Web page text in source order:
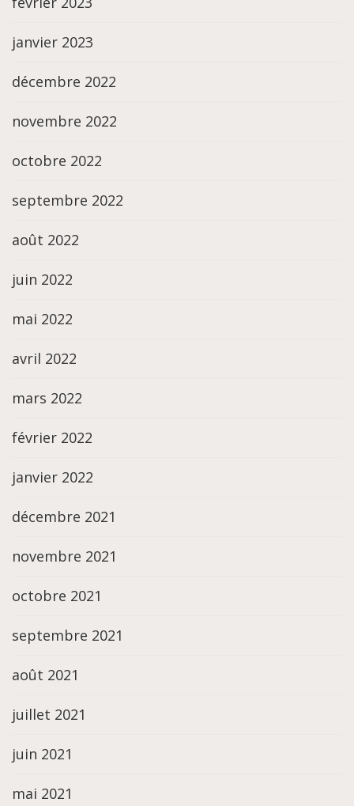
janvier 2023
décembre 2022
novembre 2022
octobre 2022
septembre 2022
août 2022
juin 2022
mai 2022
avril 2022
mars 2022
février 2022
janvier 2022
décembre 2021
novembre 2021
octobre 2021
septembre 2021
août 2021
juillet 2021
juin 2021
mai 2021